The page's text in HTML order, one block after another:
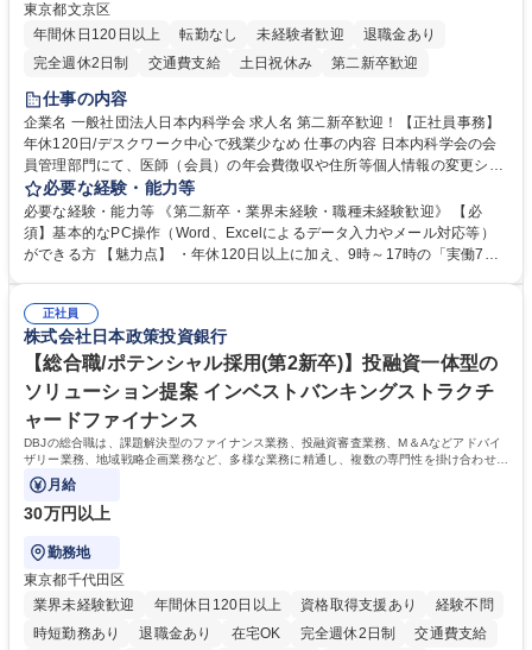
東京都文京区
年間休日120日以上
転勤なし 未経験者歓迎
退職金あり
完全週休2日制
交通費支給 土日祝休み 第二新卒歓迎
仕事の内容
企業名 一般社団法人日本内科学会 求人名 第二新卒歓迎！【正社員事務】
年休120日/デスクワーク中心で残業少なめ 仕事の内容 日本内科学会の会
員管理部門にて、医師（会員）の年会費徴収や住所等個人情報の変更シス
テム入力、電話・FAX対応をお任せします。将来的には、各種委員会の運
営事務局業務などにも幅広く携わっていただきます。 【会員管理・データ
入力業務】 ・医師（会員）の住所変更、個人情報のシステム登録・更新
・年会費の徴収管理や入金データの照合確認 【問い合わせ対応】 ・会員
年休120日/デスクワーク中心で残業少なめ
必要な経験・能力等
必要な経験・能力等 《第二新卒・業界未経験・職種未経験歓迎》 【必
須】基本的なPC操作（Word、Excelによるデータ入力やメール対応等）
ができる方 【魅力点】 ・年休120日以上に加え、9時～17時の「実働7時
整、資料作成、当日の運営サポート 学歴・資格 学歴：大学院 大学 語学
力： 資格：
正社員
株式会社日本政策投資銀行
【総合職/ポテンシャル採用(第2新卒)】投融資一体型の
ソリューション提案 インベストバンキングストラクチ
ャードファイナンス
DBJの総合職は、課題解決型のファイナンス業務、投融資審査業務、M＆Aなどアドバイ
ザリー業務、地域戦略企画業務など、多様な業務に精通し、複数の専門性を掛け合わせて
広く社会に貢献していく職種です。
月給
30万円以上
勤務地
東京都千代田区
業界未経験歓迎
年間休日120日以上 資格取得支援あり
経験不問
時短勤務あり
退職金あり 在宅OK 完全週休2日制
交通費支給